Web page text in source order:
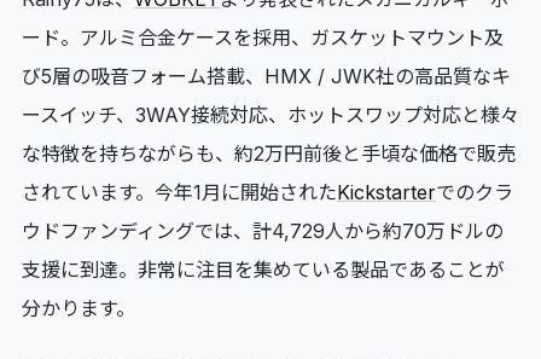
ード。アルミ合金ケースを採用、ガスケットマウント及
び5層の吸音フォーム搭載、HMX / JWK社の高品質なキ
ースイッチ、3WAY接続対応、ホットスワップ対応と様々
な特徴を持ちながらも、約2万円前後と手頃な価格で販売
されています。今年1月に開始されたKickstarterでのクラ
ウドファンディングでは、計4,729人から約70万ドルの
支援に到達。非常に注目を集めている製品であることが
分かります。